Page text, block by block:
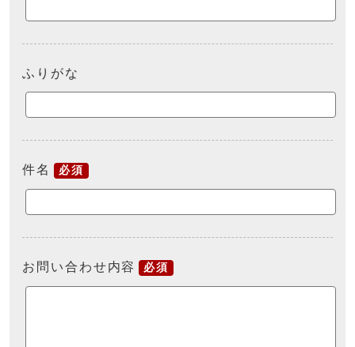
ふりがな
件名 必須
お問い合わせ内容 必須